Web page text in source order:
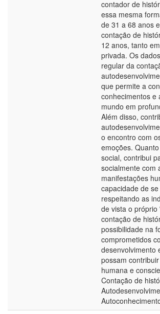
contador de
essa mesma
de 31 a 68 anos
contação de
12 anos, tanto
privada. Os
regular da
que permite a
conhecimentos e
mundo em
Além disso,
o encontro com
emoções.
social, contribui
socialmente com
manifestações
capacidade de
respeitando as
de vista o
contação de
possibilidade na
comprometidos
desenvolvimento
possam
humana e
Contação de